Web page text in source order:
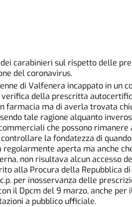
carabinieri sul rispetto delle
del coronavirus.
di Valfenera incappato in un
della prescritta
farmacia ma di averla trovata
tale ragione alquanto
che possono
controllare la fondatezza di
aperta ma anche
non risultava alcun accesso
alla Procura della Repubblica
per inosservanza delle
il Dpcm del 9 marzo, anche
a pubblico ufficiale.